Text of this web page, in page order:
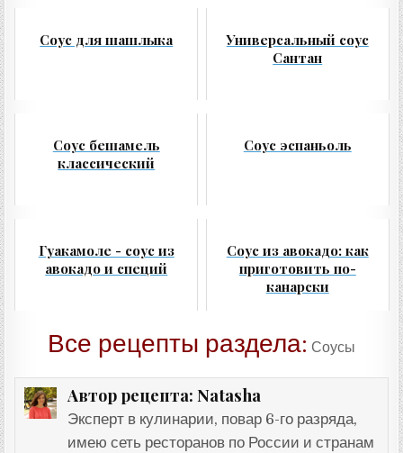
Соус для шашлыка
Универсальный соус
Сантан
Соус бешамель
классический
Соус эспаньоль
Гуакамоле - соус из
авокадо и специй
Соус из авокадо: как
приготовить по-
канарски
Все рецепты раздела: Соусы
Автор рецепта: Natasha
Эксперт в кулинарии, повар 6-го разряда,
имею сеть ресторанов по России и странам